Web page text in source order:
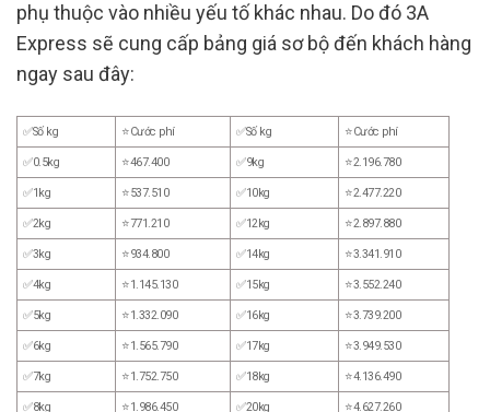
phụ thuộc vào nhiều yếu tố khác nhau. Do đó 3A
Express sẽ cung cấp bảng giá sơ bộ đến khách hàng
ngay sau đây:
✅Số kg ⭐Cước phí ✅Số kg ⭐Cước phí
✅0.5kg ⭐467.400 ✅9kg ⭐2.196.780
✅1kg ⭐537.510 ✅10kg ⭐2.477.220
✅2kg ⭐771.210 ✅12kg ⭐2.897.880
✅3kg ⭐934.800 ✅14kg ⭐3.341.910
✅4kg ⭐1.145.130 ✅15kg ⭐3.552.240
✅5kg ⭐1.332.090 ✅16kg ⭐3.739.200
✅6kg ⭐1.565.790 ✅17kg ⭐3.949.530
✅7kg ⭐1.752.750 ✅18kg ⭐4.136.490
✅8kg ⭐1.986.450 ✅20kg ⭐4.627.260